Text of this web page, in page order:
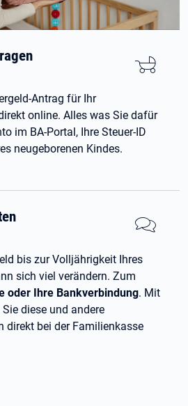
Antrag für Ihr
online. Alles was Sie dafür
im BA-Portal, Ihre Steuer-ID
neugeborenen Kindes.
bis zur Volljährigkeit Ihres
sich viel verändern. Zum
oder Ihre Bankverbindung. Mit
diese und andere
direkt bei der Familienkasse